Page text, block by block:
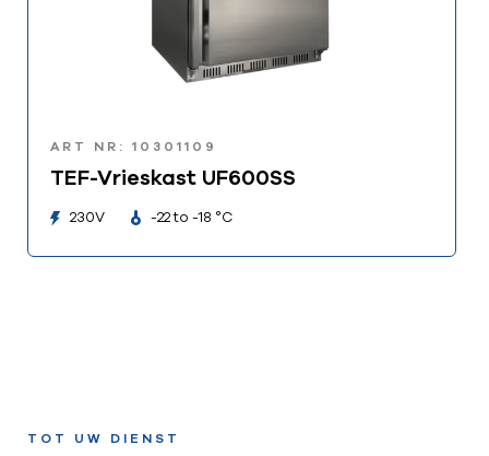
ART NR: 10301109
TEF-Vrieskast UF600SS
230V -22 to -18 °C
TOT UW DIENST